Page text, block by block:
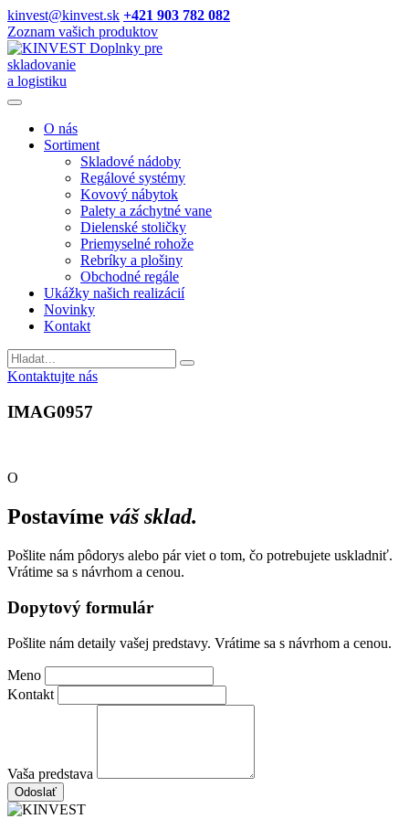
kinvest@kinvest.sk +421 903 782 082
Zoznam vašich produktov
Doplnky pre
skladovanie
a logistiku
O nás
Sortiment
Skladové nádoby
Regálové systémy
Kovový nábytok
Palety a záchytné vane
Dielenské stoličky
Priemyselné rohože
Rebríky a plošiny
Obchodné regále
Ukážky našich realizácií
Novinky
Kontakt
Vyhladavanie
Kontaktujte nás
IMAG0957
O
Postavíme váš sklad.
Pošlite nám pôdorys alebo pár viet o tom, čo potrebujete uskladniť.
Vrátime sa s návrhom a cenou.
Dopytový formulár
Pošlite nám detaily vašej predstavy. Vrátime sa s návrhom a cenou.
Meno
Kontakt
Vaša predstava
Odoslať